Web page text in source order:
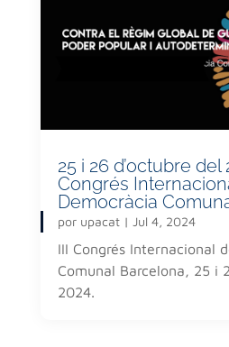
25 i 26 d’octubre del
Congrés
Democràcia
por upacat| Jul 4, 2024
III Congrés Internacional
Comunal Barcelona, 25 i
2024.